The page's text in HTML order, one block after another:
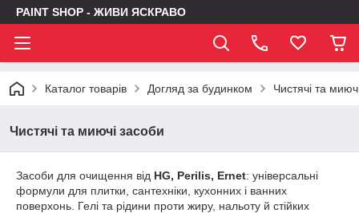
PAINT SHOP - ЖИВИ ЯСКРАВО
Каталог товарів Догляд за будинком Чистячі та
Чистячі та миючі засоби
Засоби для очищення від HG, Perilis, Ernet: універсальні
формули для плитки, сантехніки, кухонних і ванних
поверхонь. Гелі та рідини проти жиру, нальоту й стійких